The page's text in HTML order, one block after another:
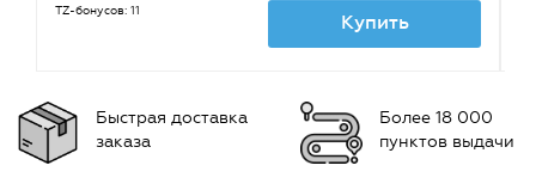
TZ-бонусов: 11 Купить
Быстрая доставка
заказа
Более 18 000
пунктов выдачи